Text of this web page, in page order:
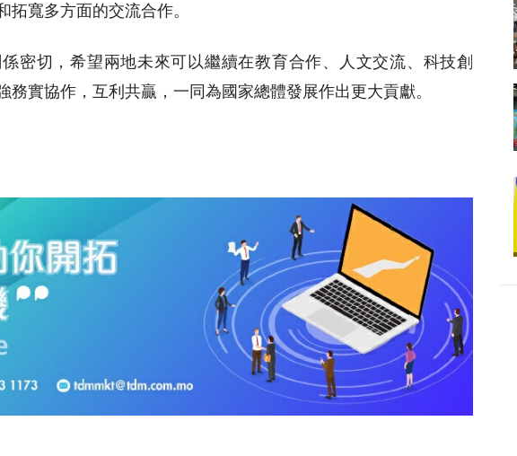
拓寬多方面的交流合作。
密切，希望兩地未來可以繼續在教育合作、人文交流、科技創
務實協作，互利共贏，一同為國家總體發展作出更大貢獻。